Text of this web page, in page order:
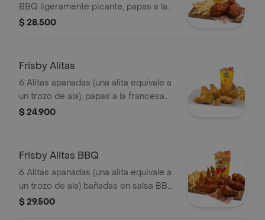
BBQ ligeramente picante, papas a la
francesa mediana (60 g), ensalada de
$ 28.500
Frisby Alitas
6 Alitas apanadas (una alita equivale a
un trozo de ala), papas a la francesa
mediana (60 g) y gaseosa (325 ml)
$ 24.900
Frisby Alitas BBQ
6 Alitas apanadas (una alita equivale a
un trozo de ala) bañadas en salsa BBQ
ligeramente picante , papas a la
$ 29.500